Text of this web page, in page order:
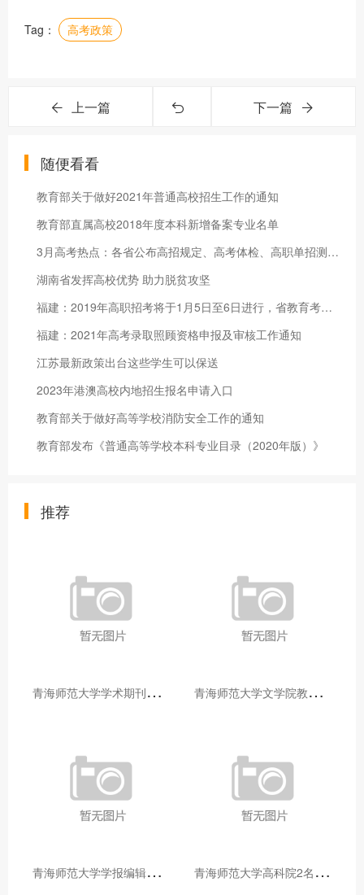
Tag： 高考政策
上一篇 下一篇
随便看看
教育部关于做好2021年普通高校招生工作的通知
教育部直属高校2018年度本科新增备案专业名单
3月高考热点：各省公布高招规定、高考体检、高职单招测试、海军招飞全检定选
湖南省发挥高校优势 助力脱贫攻坚
福建：2019年高职招考将于1月5日至6日进行，省教育考试院提醒：
福建：2021年高考录取照顾资格申报及审核工作通知
江苏最新政策出台这些学生可以保送
2023年港澳高校内地招生报名申请入口
教育部关于做好高等学校消防安全工作的通知
教育部发布《普通高等学校本科专业目录（2020年版）》
推荐
青
海师范大学学术期刊两个专栏入选2025年青海省期刊重点专栏 青
海师范大学文学院教师赴山东省相关高校和学术机构交流学习
青
海师范大学学报编辑部赴大通县城关镇上毛佰胜村开展帮扶慰问活动 青
海师范大学高科院2名专家当选中国科学院院士